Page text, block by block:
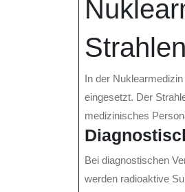
In der
eingesetzt. Der
medizinisches
Bei diagnostischen
werden radioaktive